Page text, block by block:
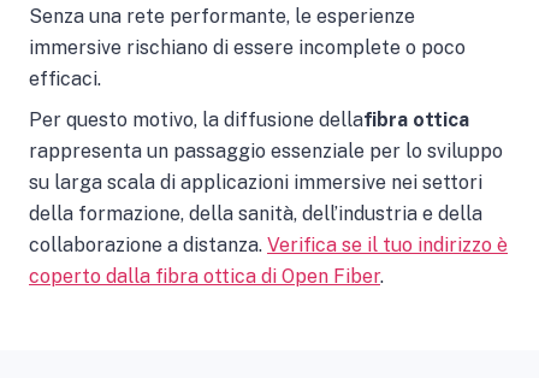
Senza una rete performante, le esperienze
immersive rischiano di essere incomplete o poco
efficaci.
Per questo motivo, la diffusione dellafibra ottica
rappresenta un passaggio essenziale per lo sviluppo
su larga scala di applicazioni immersive nei settori
della formazione, della sanità, dell’industria e della
collaborazione a distanza. Verifica se il tuo indirizzo è
coperto dalla fibra ottica di Open Fiber.